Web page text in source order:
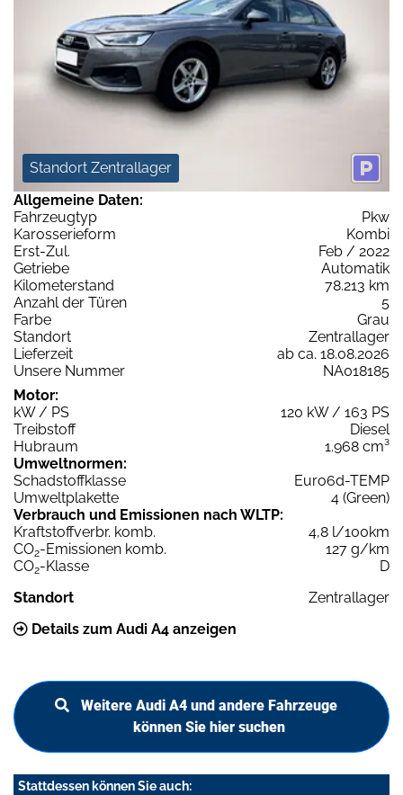
Standort Zentrallager
Allgemeine Daten:
Fahrzeugtyp
Pkw
Karosserieform
Kombi
Erst-Zul.
Feb / 2022
Getriebe
Automatik
Kilometerstand
78.213 km
Anzahl der Türen
5
Farbe
Grau
Standort
Zentrallager
Lieferzeit
ab ca. 18.08.2026
Unsere Nummer
NA018185
Motor:
kW / PS
120 kW / 163 PS
Treibstoff
Diesel
Hubraum
1.968 cm³
Umweltnormen:
Schadstoffklasse
Euro6d-TEMP
Umweltplakette
4 (Green)
Verbrauch und Emissionen nach WLTP:
Kraftstoffverbr. komb.
4,8 l/100km
CO2-Emissionen komb.
127 g/km
CO2-Klasse
D
Standort
Zentrallager
Details zum Audi A4 anzeigen
Weitere Audi A4 und andere Fahrzeuge
können Sie hier suchen
Stattdessen können Sie auch: